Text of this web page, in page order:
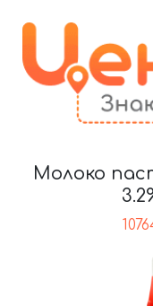
Молоко